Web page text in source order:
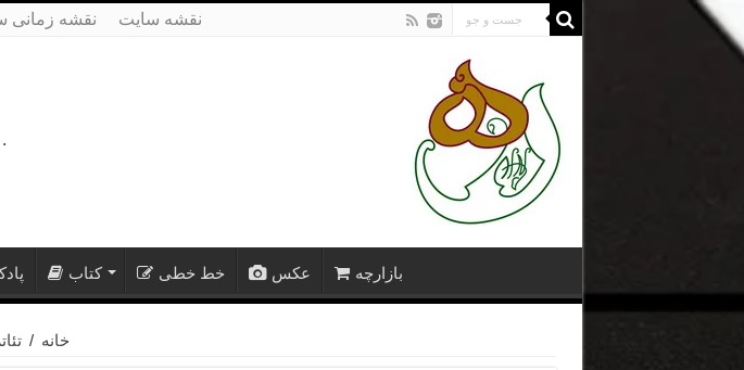
نقشه زمانی نقشه سایت
تمام
کتاب خط خطی عکس بازارچه
خانه /